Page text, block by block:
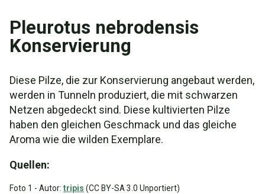
Pleurotus nebrodensis
Konservierung
Diese Pilze, die zur Konservierung angebaut werden,
werden in Tunneln produziert, die mit schwarzen
Netzen abgedeckt sind. Diese kultivierten Pilze
haben den gleichen Geschmack und das gleiche
Aroma wie die wilden Exemplare.
Quellen:
Foto 1 - Autor: tripis (CC BY-SA 3.0 Unportiert)